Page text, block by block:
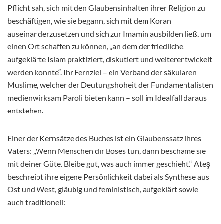
Pflicht sah, sich mit den Glaubensinhalten ihrer Religion zu
beschäftigen, wie sie begann, sich mit dem Koran
auseinanderzusetzen und sich zur Imamin ausbilden ließ, um
einen Ort schaffen zu können, „an dem der friedliche,
aufgeklärte Islam praktiziert, diskutiert und weiterentwickelt
werden konnte“. Ihr Fernziel – ein Verband der säkularen
Muslime, welcher der Deutungshoheit der Fundamentalisten
medienwirksam Paroli bieten kann – soll im Idealfall daraus
entstehen.
Einer der Kernsätze des Buches ist ein Glaubenssatz ihres
Vaters: „Wenn Menschen dir Böses tun, dann beschäme sie
mit deiner Güte. Bleibe gut, was auch immer geschieht.“ Ateş
beschreibt ihre eigene Persönlichkeit dabei als Synthese aus
Ost und West, gläubig und feministisch, aufgeklärt sowie
auch traditionell: